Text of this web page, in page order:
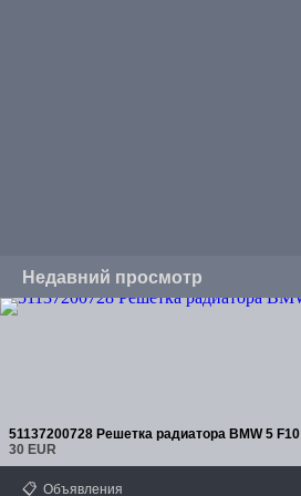
Недавний просмотр
51137200728 Решетка радиатора BMW 5 F10
30 EUR
📋 Объявления